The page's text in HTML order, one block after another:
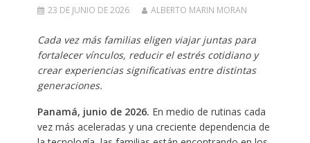
23 DE JUNIO DE 2026 ALBERTO MARIN MORAN
Cada vez más familias eligen viajar juntas para
fortalecer vínculos, reducir el estrés cotidiano y
crear experiencias significativas entre distintas
generaciones.
Panamá, junio de 2026. En medio de rutinas cada
vez más aceleradas y una creciente dependencia de